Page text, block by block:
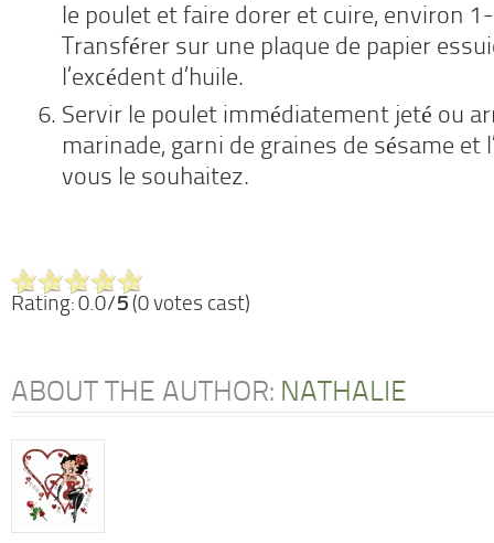
le poulet et faire dorer et cuire, environ
Transférer sur une plaque de papier
l’excédent d’huile.
Servir le poulet immédiatement jeté ou
marinade, garni de graines de sésame et
vous le souhaitez.
Rating: 0.0/5 (0 votes cast)
ABOUT THE AUTHOR: NATHALIE